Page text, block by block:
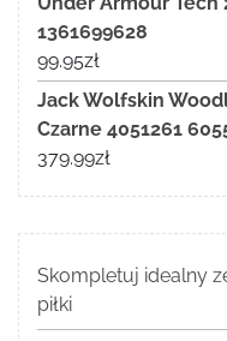
1361699628
99.95zł
Jack Wolfskin
Czarne 4051261
379.99zł
Skompletuj idealny
piłki